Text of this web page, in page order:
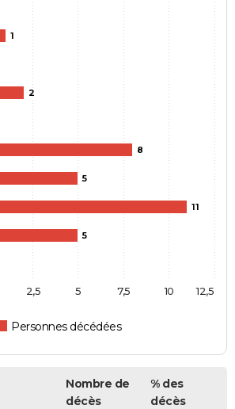
1
2
8
5
11
5
Personnes décédées
10
2,5 5 7,5 12,5
Nombre de
décès
% des
décès